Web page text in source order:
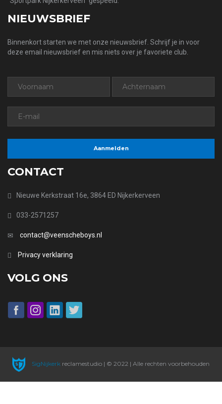
NIEUWSBRIEF
Binnenkort starten we met onze nieuwsbrief. Schrijf je in voor
deze email nieuwsbrief en mis niets over je favoriete club.
CONTACT
Nieuwe Kerkstraat 16e, 3864 ED Nijkerkerveen
033-2571257
contact@veenscheboys.nl
Privacy verklaring
VOLG ONS
SigNijkerkreclamestudio | © 2022 | Alle rechten voorbehouden